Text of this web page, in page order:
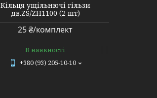
Кільця ущільнючі гільзи
дв.ZS/ZH1100 (2 шт)
25 ₴/комплект
В наявності
+380 (93) 205-10-10